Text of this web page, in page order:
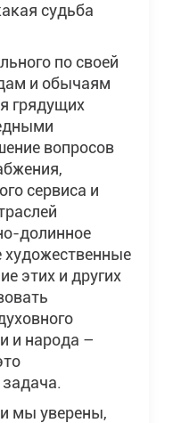
судьба
по своей
и обычаям
грядущих
вопросов
сервиса и
долинное
художественные
этих и других
и народа –
мы уверены,